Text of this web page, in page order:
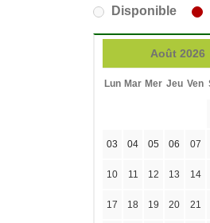
Disponible
Août 2026
Lun Mar Mer Jeu Ven
03 04 05 06 07
10 11 12 13 14
17 18 19 20 21